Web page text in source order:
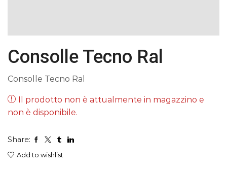
Consolle Tecno Ral
Consolle Tecno Ral
Il prodotto non è attualmente in magazzino e
non è disponibile.
Share:
Add to wishlist